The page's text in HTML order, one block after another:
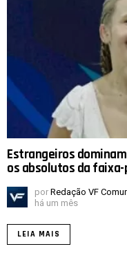
Estrangeiros
os absolutos da
por Redação VF
há um mês
LEIA MAIS